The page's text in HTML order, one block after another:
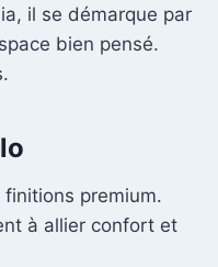
il se démarque par
bien pensé.
premium.
à allier confort et